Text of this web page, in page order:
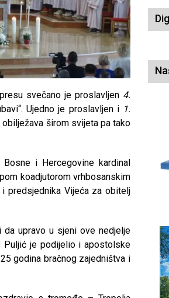
svečano je proslavljen 4.
Ujedno je proslavljen i 1.
širom svijeta pa tako
i Hercegovine kardinal
koadjutorom vrhbosanskim
predsjednika Vijeća za obitelj
upravo u sjeni ove nedjelje
Puljić je podijelio i apostolske
godina bračnog zajedništva i